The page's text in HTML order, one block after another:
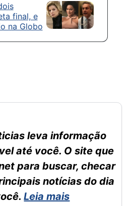
final, e
na Globo
leva informação
até você. O site que
para buscar, checar
notícias do dia
Leia mais